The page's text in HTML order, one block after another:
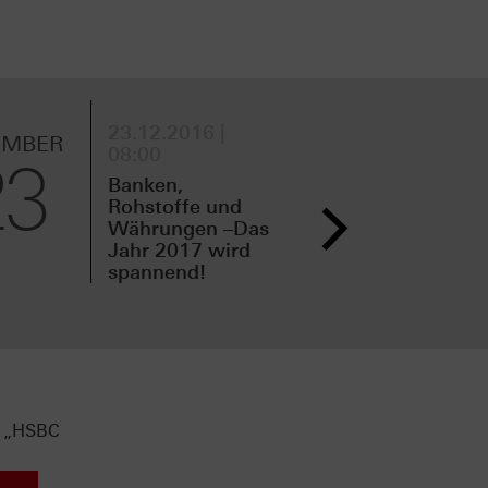
Banken,
Rohstoffe und
Währungen –Das
Jahr 2017 wird
spannend!
21